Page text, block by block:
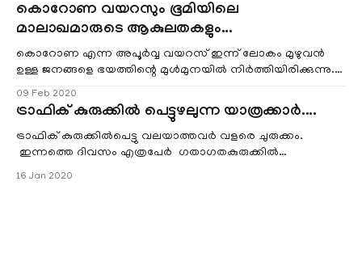
കൊറോണ വയറസും ഭൂമിയിലെ
മാലാഖമാരുടെ ആകുലതകളും...
കൊറോണ എന്ന അപൂർവ്വ വയറസ് ഇന്ന് ലോകം മുഴുവൻ
ഉള്ള ജനങ്ങളെ ഭയത്തിന്റെ മുൾമുനയിൽ നിർത്തിയിരിക്കുന്നു.
2002ലെ സാർസ്‌ വയറസിനു ശേഷം, ചൈനയിലെ വുഹാൻ
09 Feb 2020
ട്രാഫിക് കുരുക്കിൽ പെട്ടുഴലുന്ന യാത്രക്കാർ....
ട്രാഫിക് കുരുക്കിൽപെട്ടു വലയാത്തവർ വളരെ ചുരുക്കം.
ഇന്നത്തെ ദിവസം എത്രപേർ ഗതാഗതകുരുക്കിൽ
പെട്ടുപോയിട്ടുണ്ടാകാം. പ്രവാസികളെ നിങ്ങള്
16 Jan 2020